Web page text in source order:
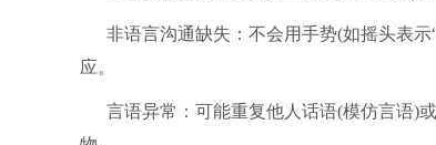
非语言沟通缺失：不会用手势(如摇头表示
应。
言语异常：可能重复他人话语(模仿言语)